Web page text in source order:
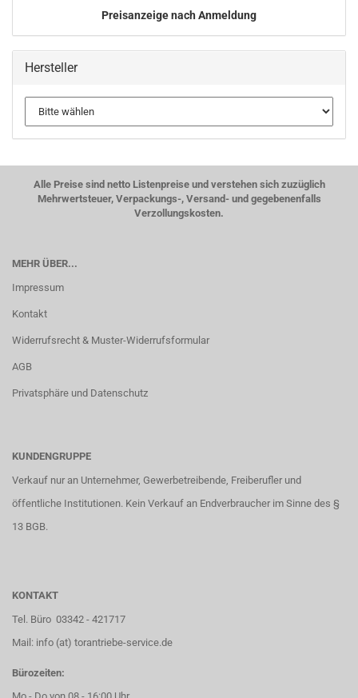
Preisanzeige nach Anmeldung
Hersteller
Alle Preise sind netto Listenpreise und verstehen sich zuzüglich
Mehrwertsteuer, Verpackungs-, Versand- und gegebenenfalls
Verzollungskosten.
MEHR ÜBER...
Impressum
Kontakt
Widerrufsrecht & Muster-Widerrufsformular
AGB
Privatsphäre und Datenschutz
KUNDENGRUPPE
Verkauf nur an Unternehmer, Gewerbetreibende, Freiberufler und
öffentliche Institutionen. Kein Verkauf an Endverbraucher im Sinne des §
13 BGB.
KONTAKT
Tel. Büro 03342 - 421717
Mail: info (at) torantriebe-service.de
Bürozeiten: